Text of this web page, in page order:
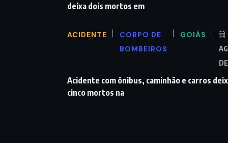
deixa dois mortos em
ACIDENTE
CORPO DE
BOMBEIROS
GOIÁS
Acidente com ônibus, caminhão e carros
cinco mortos na